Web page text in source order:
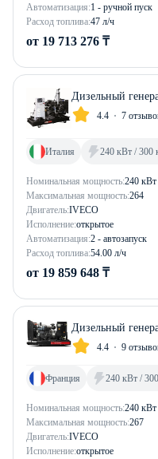
Автоматизация:1 - ручной пуск
Расход топлива:47 л/ч
от 19 713 276 ₸
Дизельный
4.4 7
Номинальная мощность:240
Максимальная мощность:264
Двигатель:IVECO
Исполнение:открытое
Автоматизация:2 - автозапуск
Расход топлива:54.00 л/ч
Италия 240 кВт / 300
от 19 859 648 ₸
Дизельный
4.4 9
Номинальная мощность:240
Максимальная мощность:267
Двигатель:IVECO
Исполнение:открытое
Франция 240 кВт /